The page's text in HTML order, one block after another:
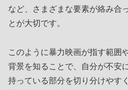
など、さまざまな要素が絡み合
とが大切です。
このように暴力映画が指す範囲
背景を知ることで、自分が不安
持っている部分を切り分けやす